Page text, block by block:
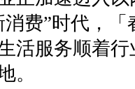
费”时代，
活服务顺着
。